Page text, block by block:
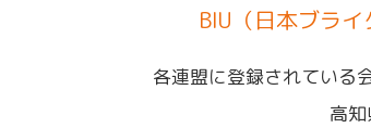
BIU（日本ブラ
各連盟に登録されている
高